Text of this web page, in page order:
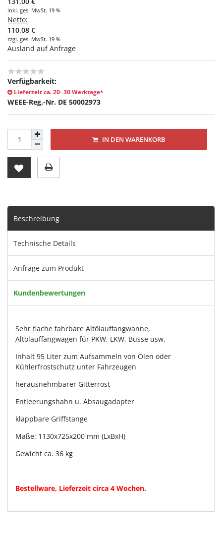
inkl. ges. MwSt. 19 %
Netto:
110,08 €
zzgl. ges. MwSt. 19 %
Ausland auf Anfrage
Verfügbarkeit:
Lieferzeit ca. 20- 30 Werktage*
WEEE-Reg.-Nr. DE 50002973
IN DEN WARENKORB
Beschreibung
Technische Details
Anfrage zum Produkt
Kundenbewertungen
Sehr flache fahrbare Altölauffangwanne,
Altölauffangwagen für PKW, LKW, Busse usw.
Inhalt 95 Liter zum Aufsammeln von Ölen oder
Kühlerfrostschutz unter Fahrzeugen
herausnehmbarer Gitterrost
Entleerungshahn u. Absaugadapter
klappbare Griffstange
Maße: 1130x725x200 mm (LxBxH)
Gewicht ca. 36 kg
Bestellware, Lieferzeit circa 4 Wochen.